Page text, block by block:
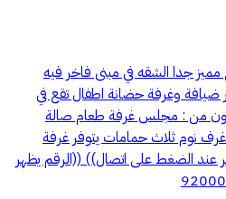
جدا الشقه في مبنى فاخر فيه
وغرفة حضانة اطفال تقع في
مساحتها 177م وتتكون من : مجلس غرفة طعام صالة
نوم ثلاث حمامات يتوفر غرفة
عند الضغط على اتصال)) ((الرقم يظهر